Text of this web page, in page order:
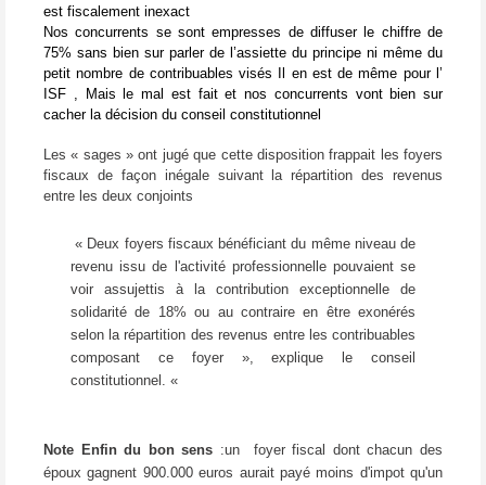
est fiscalement inexact
Nos concurrents se sont empresses de diffuser le chiffre de
75% sans bien sur parler de l’assiette du principe ni même du
petit nombre de contribuables visés Il en est de même pour l’
ISF , Mais le mal est fait et nos concurrents vont bien sur
cacher la décision du conseil constitutionnel
Les « sages » ont jugé que cette disposition frappait les foyers
fiscaux de façon inégale suivant la répartition des revenus
entre les deux conjoints
« Deux foyers fiscaux bénéficiant du même niveau de
revenu issu de l'activité professionnelle pouvaient se
voir assujettis à la contribution exceptionnelle de
solidarité de 18% ou au contraire en être exonérés
selon la répartition des revenus entre les contribuables
composant ce foyer », explique le conseil
constitutionnel. «
Note Enfin du bon sens :un foyer fiscal dont chacun des
époux gagnent 900.000 euros aurait payé moins d'impot qu'un